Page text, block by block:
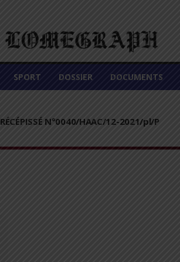
SPORT DOSSIER DOCUMENTS
RÉCÉPISSÉ N°0040/HAAC/12-2021/pl/P